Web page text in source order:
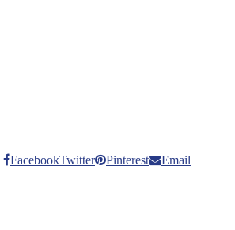
FacebookTwitter Pinterest Email